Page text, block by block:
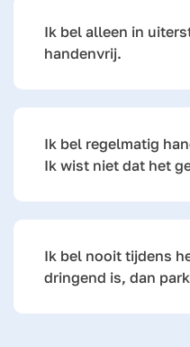
Ik bel alleen in
handenvrij.
Ik bel regelmatig
Ik wist niet dat het
Ik bel nooit tijdens
dringend is, dan